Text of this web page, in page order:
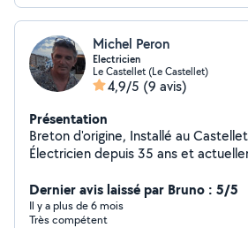
Michel Peron
Electricien
Le Castellet (Le Castellet)
4,9/5 (9 avis)
Présentation
Breton d'origine, Installé au
Électricien depuis 35 ans et
électricité, menuiserie, jardin,
restanque, terrasse, soudure acier, ...
Dernier avis laissé par Bruno : 5/5
Il y a plus de 6 mois
Très compétent